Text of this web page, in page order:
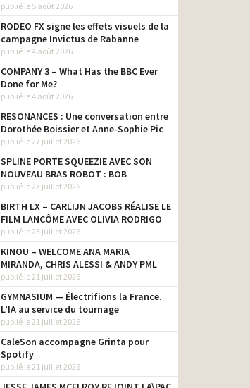
publié le 5 août 2026
RODEO FX signe les effets visuels de la
campagne Invictus de Rabanne
publié le 4 août 2026
COMPANY 3 – What Has the BBC Ever
Done for Me?
publié le 4 août 2026
RESONANCES : Une conversation entre
Dorothée Boissier et Anne-Sophie Pic
publié le 27 juillet 2026
SPLINE PORTE SQUEEZIE AVEC SON
NOUVEAU BRAS ROBOT : BOB
publié le 23 juillet 2026
BIRTH LX – CARLIJN JACOBS RÉALISE LE
FILM LANCÔME AVEC OLIVIA RODRIGO
publié le 23 juillet 2026
KINOU – WELCOME ANA MARIA
MIRANDA, CHRIS ALESSI & ANDY PML
publié le 21 juillet 2026
GYMNASIUM — Électrifions la France.
L’IA au service du tournage
publié le 21 juillet 2026
CaleSon accompagne Grinta pour
Spotify
publié le 21 juillet 2026